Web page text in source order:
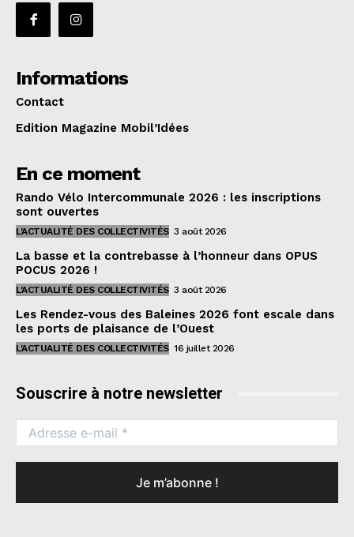
Informations
Contact
Edition Magazine Mobil’Idées
En ce moment
Rando Vélo Intercommunale 2026 : les inscriptions
sont ouvertes
L'ACTUALITÉ DES COLLECTIVITÉS 3 août 2026
La basse et la contrebasse à l’honneur dans OPUS
POCUS 2026 !
L'ACTUALITÉ DES COLLECTIVITÉS 3 août 2026
Les Rendez-vous des Baleines 2026 font escale dans
les ports de plaisance de l’Ouest
L'ACTUALITÉ DES COLLECTIVITÉS 16 juillet 2026
Souscrire à notre newsletter